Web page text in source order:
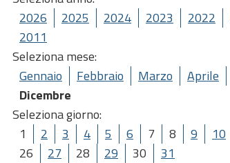
2026
2025 2024 2023 2022
2011
Seleziona mese:
Gennaio
Febbraio Marzo Aprile
Dicembre
Seleziona giorno:
1
2 3 4 5 6 7 8 9 10
26
27 28 29 30 31